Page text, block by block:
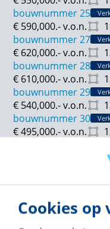
bouwnummer 25
€ 590,000.-v.o.n.
bouwnummer 27
€ 620,000.-v.o.n.
bouwnummer 28
€ 610,000.-v.o.n.
bouwnummer 29
€ 540,000.-v.o.n.
bouwnummer 30
€ 495,000.-v.o.n.
€ 525,000.-v.o.n.
€ 495,000.-v.o.n.
Cookies